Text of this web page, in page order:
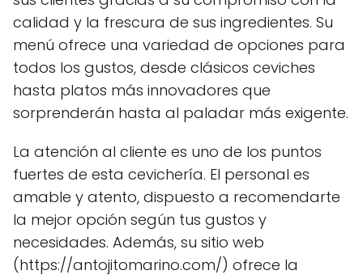
calidad y la frescura de sus ingredientes. Su
menú ofrece una variedad de opciones para
todos los gustos, desde clásicos ceviches
hasta platos más innovadores que
sorprenderán hasta al paladar más exigente.
La atención al cliente es uno de los puntos
fuertes de esta cevichería. El personal es
amable y atento, dispuesto a recomendarte
la mejor opción según tus gustos y
necesidades. Además, su sitio web
(https://antojitomarino.com/) ofrece la